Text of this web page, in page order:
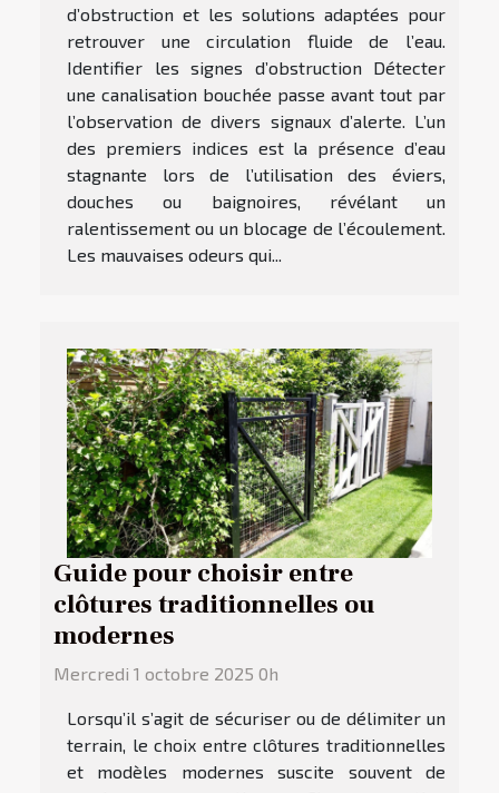
d’obstruction et les solutions adaptées pour
retrouver une circulation fluide de l’eau.
Identifier les signes d’obstruction Détecter
une canalisation bouchée passe avant tout par
l’observation de divers signaux d’alerte. L’un
des premiers indices est la présence d’eau
stagnante lors de l’utilisation des éviers,
douches ou baignoires, révélant un
ralentissement ou un blocage de l’écoulement.
Les mauvaises odeurs qui...
Guide pour choisir entre
clôtures traditionnelles ou
modernes
Mercredi 1 octobre 2025 0h
Lorsqu’il s’agit de sécuriser ou de délimiter un
terrain, le choix entre clôtures traditionnelles
et modèles modernes suscite souvent de